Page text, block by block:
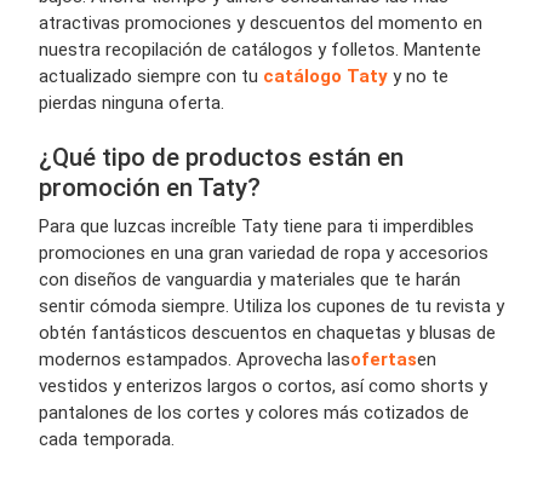
atractivas promociones y descuentos del momento en
nuestra recopilación de catálogos y folletos. Mantente
actualizado siempre con tu catálogo Taty y no te
pierdas ninguna oferta.
¿Qué tipo de productos están en
promoción en Taty?
Para que luzcas increíble Taty tiene para ti imperdibles
promociones en una gran variedad de ropa y accesorios
con diseños de vanguardia y materiales que te harán
sentir cómoda siempre. Utiliza los cupones de tu revista y
obtén fantásticos descuentos en chaquetas y blusas de
modernos estampados. Aprovecha lasofertasen
vestidos y enterizos largos o cortos, así como shorts y
pantalones de los cortes y colores más cotizados de
cada temporada.